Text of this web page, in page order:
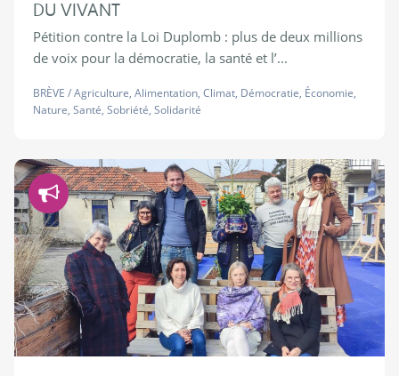
DU VIVANT
Pétition contre la Loi Duplomb : plus de deux millions
de voix pour la démocratie, la santé et l’...
BRÈVE /Agriculture, Alimentation, Climat, Démocratie, Économie,
Nature, Santé, Sobriété, Solidarité
Démocratie